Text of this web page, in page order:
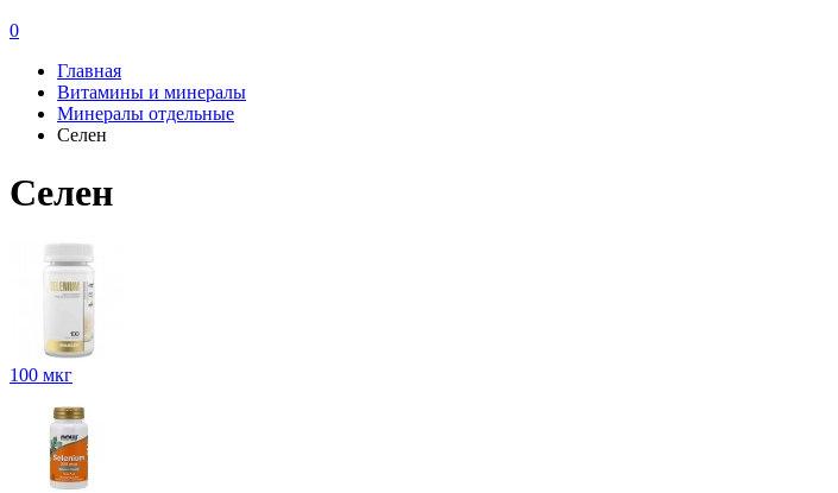
0
Главная
Витамины и минералы
Минералы отдельные
Селен
Селен
100 мкг